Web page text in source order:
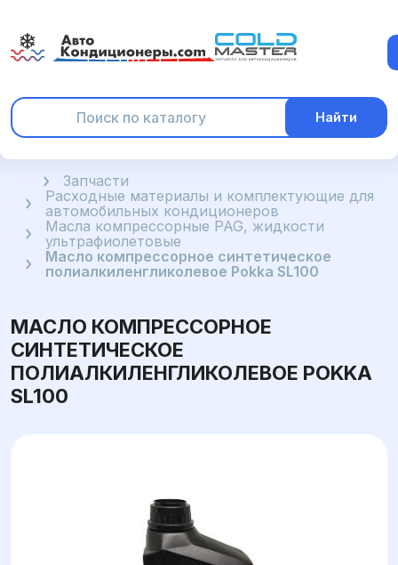
Найти
ГлавнаяЗапчасти
Расходные материалы и комплектующие для
автомобильных кондиционеров
Масла компрессорные PAG, жидкости
ультрафиолетовые
Масло компрессорное синтетическое
полиалкиленгликолевое Pokka SL100
МАСЛО КОМПРЕССОРНОЕ
СИНТЕТИЧЕСКОЕ
ПОЛИАЛКИЛЕНГЛИКОЛЕВОЕ POKKA
SL100